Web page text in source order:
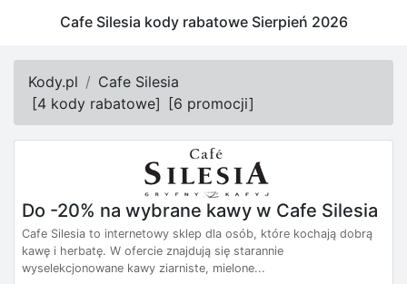
Cafe Silesia kody rabatowe Sierpień 2026
Kody.pl
Cafe Silesia
[4 kody rabatowe] [6 promocji]
Do -20% na wybrane kawy w Cafe Silesia
Cafe Silesia to internetowy sklep dla osób, które kochają dobrą
kawę i herbatę. W ofercie znajdują się starannie
wyselekcjonowane kawy ziarniste, mielone...